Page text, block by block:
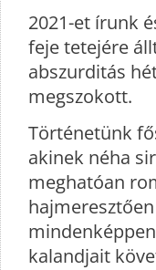
2021-et írunk
feje tetejére
abszurditás
megszokott.
Történetünk
akinek néha
meghatóan
kalandjait